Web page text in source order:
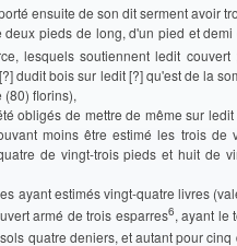
ensuite de son dit serment avoir
deux pieds de long, d'un pied et
lesquels soutiennent ledit
dudit bois sur ledit [?] qu'est de la
florins),
obligés de mettre de même sur
moins être estimé les trois de
de vingt-trois pieds et huit de
ayant estimés vingt-quatre livres
armé de trois esparres6, ayant le
quatre deniers, et autant pour